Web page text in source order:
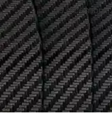
23 dicembre